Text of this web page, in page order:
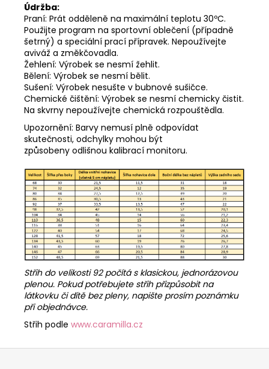
Údržba:
Praní: Prát odděleně na maximální teplotu 30ºC.
Použijte program na sportovní oblečení (případně
šetrný) a speciální prací přípravek. Nepoužívejte
aviváž a změkčovadla.
Žehlení: Výrobek se nesmí žehlit.
Bělení: Výrobek se nesmí bělit.
Sušení: Výrobek nesušte v bubnové sušičce.
Chemické čištění: Výrobek se nesmí chemicky čistit.
Na skvrny nepoužívejte chemická rozpouštědla.
Upozornění: Barvy nemusí plně odpovídat
skutečnosti, odchylky mohou být
způsobeny odlišnou kalibrací monitoru.
Střih do velikosti 92 počítá s klasickou, jednorázovou
plenou. Pokud potřebujete střih přizpůsobit na
látkovku či dítě bez pleny, napište prosím poznámku
při objednávce.
Střih podle www.caramilla.cz
Z